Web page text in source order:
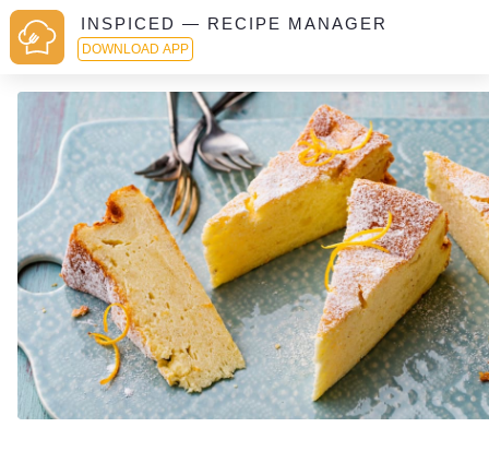
INSPICED — RECIPE MANAGER
DOWNLOAD APP